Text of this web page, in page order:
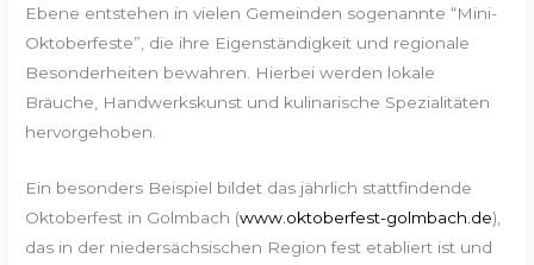
Ebene entstehen in vielen Gemeinden sogenannte “Mini-
Oktoberfeste”, die ihre Eigenständigkeit und regionale
Besonderheiten bewahren. Hierbei werden lokale
Bräuche, Handwerkskunst und kulinarische Spezialitäten
hervorgehoben.
Ein besonders Beispiel bildet das jährlich stattfindende
Oktoberfest in Golmbach (www.oktoberfest-golmbach.de),
das in der niedersächsischen Region fest etabliert ist und